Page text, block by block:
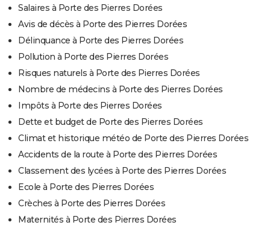
Salaires à Porte des Pierres Dorées
Avis de décès à Porte des Pierres Dorées
Délinquance à Porte des Pierres Dorées
Pollution à Porte des Pierres Dorées
Risques naturels à Porte des Pierres Dorées
Nombre de médecins à Porte des Pierres Dorées
Impôts à Porte des Pierres Dorées
Dette et budget de Porte des Pierres Dorées
Climat et historique météo de Porte des Pierres Dorées
Accidents de la route à Porte des Pierres Dorées
Classement des lycées à Porte des Pierres Dorées
Ecole à Porte des Pierres Dorées
Crèches à Porte des Pierres Dorées
Maternités à Porte des Pierres Dorées